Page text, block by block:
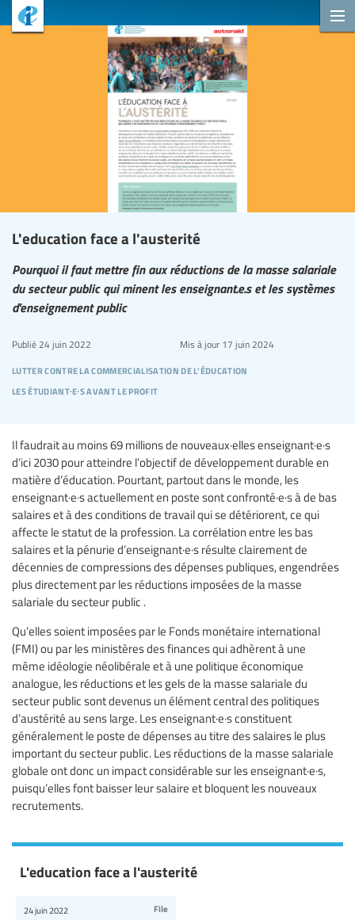
L'education face a l'austerité
Pourquoi il faut mettre fin aux réductions de la masse salariale
du secteur public qui minent les enseignant.e.s et les systèmes
d'enseignement public
lutter contre la commercialisation de l’éducation
les étudiant∙e∙s avant le profit
Publié 24 juin 2022 Mis à jour17 juin 2024
Il faudrait au moins 69 millions de nouveaux·elles enseignant·e·s
d’ici 2030 pour atteindre l’objectif de développement durable en
matière d’éducation. Pourtant, partout dans le monde, les
enseignant·e·s actuellement en poste sont confronté·e·s à de bas
salaires et à des conditions de travail qui se détériorent, ce qui
affecte le statut de la profession. La corrélation entre les bas
salaires et la pénurie d’enseignant·e·s résulte clairement de
décennies de compressions des dépenses publiques, engendrées
plus directement par les réductions imposées de la masse
salariale du secteur public .
Qu’elles soient imposées par le Fonds monétaire international
(FMI) ou par les ministères des finances qui adhèrent à une
même idéologie néolibérale et à une politique économique
analogue, les réductions et les gels de la masse salariale du
secteur public sont devenus un élément central des politiques
d’austérité au sens large. Les enseignant·e·s constituent
généralement le poste de dépenses au titre des salaires le plus
important du secteur public. Les réductions de la masse salariale
globale ont donc un impact considérable sur les enseignant·e·s,
puisqu’elles font baisser leur salaire et bloquent les nouveaux
recrutements.
L'education face a l'austerité
24 juin 2022 File